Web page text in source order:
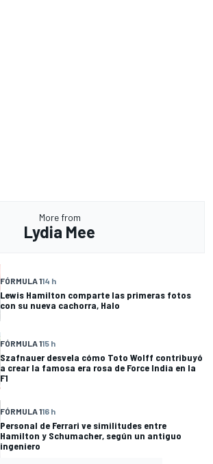
More from
Lydia Mee
FÓRMULA 114 h
Lewis Hamilton comparte las primeras fotos
con su nueva cachorra, Halo
FÓRMULA 115 h
Szafnauer desvela cómo Toto Wolff contribuyó
a crear la famosa era rosa de Force India en la
F1
FÓRMULA 116 h
Personal de Ferrari ve similitudes entre
Hamilton y Schumacher, según un antiguo
ingeniero